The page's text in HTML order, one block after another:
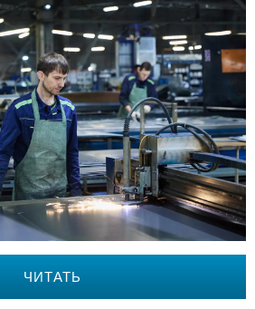
ЧИТАТЬ